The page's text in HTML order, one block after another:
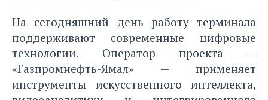
На сегодняшний день работу терминала
поддерживают современные цифровые
технологии. Оператор проекта —
«Газпромнефть-Ямал» — применяет
инструменты искусственного интеллекта,